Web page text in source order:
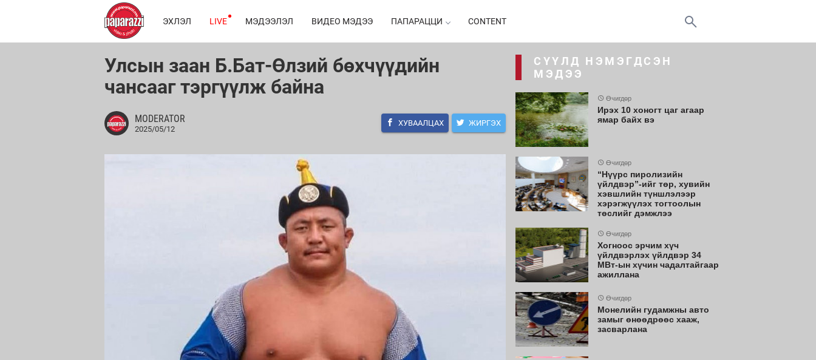
ЭХЛЭЛ LIVE МЭДЭЭЛЭЛ ВИДЕО МЭДЭЭ ПАПАРАЦЦИ CONTENT
Улсын заан Б.Бат-Өлзий бөхчүүдийн
чансааг тэргүүлж байна
MODERATOR
2025/05/12
ХУВААЛЦАХ ЖИРГЭХ
СҮҮЛД НЭМЭГДСЭН
МЭДЭЭ
Өчигдөр
Ирэх 10 хоногт цаг агаар
ямар байх вэ
Өчигдөр
“Нүүрс пиролизийн
үйлдвэр”-ийг төр, хувийн
хэвшлийн түншлэлээр
хэрэгжүүлэх тогтоолын
төслийг дэмжлээ
Өчигдөр
Хогноос эрчим хүч
үйлдвэрлэх үйлдвэр 34
МВт-ын хүчин чадалтайгаар
ажиллана
Өчигдөр
Монелийн гудамжны авто
замыг өнөөдрөөс хааж,
засварлана